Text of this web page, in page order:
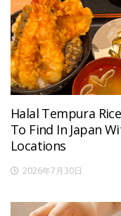
Halal Tempura
To Find In Japan
Locations
2026年7月30日